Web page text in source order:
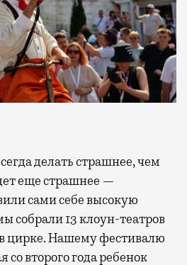
делать страшнее, чем
еще страшнее —
сами себе высокую
собрали 13 клоун-театров
цирке. Нашему фестивалю
со второго года ребенок